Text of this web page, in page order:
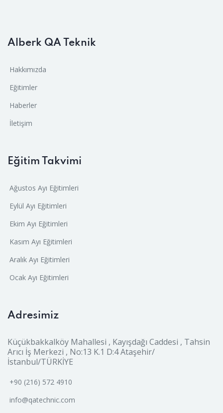
Alberk QA Teknik
Hakkımızda
Eğitimler
Haberler
İletişim
Eğitim Takvimi
Ağustos Ayı Eğitimleri
Eylül Ayı Eğitimleri
Ekim Ayı Eğitimleri
Kasım Ayı Eğitimleri
Aralık Ayı Eğitimleri
Ocak Ayı Eğitimleri
Adresimiz
Küçükbakkalköy Mahallesi , Kayışdağı Caddesi , Tahsin
Arıcı İş Merkezi , No:13 K.1 D:4 Ataşehir/
İstanbul/TÜRKİYE
+90 (216) 572 4910
info@qatechnic.com